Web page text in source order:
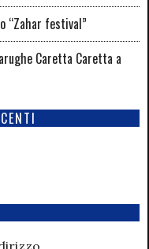
“Zahar festival”
Caretta Caretta a